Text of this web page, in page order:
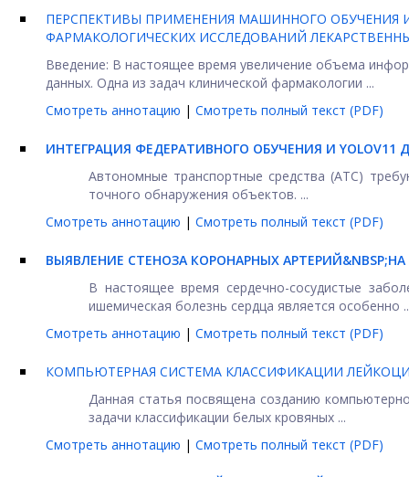
ПЕРСПЕКТИВЫ ПРИМЕНЕНИЯ МАШИННОГО ОБУЧЕНИЯ
ФАРМАКОЛОГИЧЕСКИХ ИССЛЕДОВАНИЙ
Введение: В настоящее время увеличение объема
данных. Одна из задач клинической фармакологии ...
Смотреть аннотацию | Смотреть полный текст (PDF)
ИНТЕГРАЦИЯ ФЕДЕРАТИВНОГО ОБУЧЕНИЯ И
Автономные транспортные средства (АТС)
точного обнаружения объектов. ...
Смотреть аннотацию | Смотреть полный текст (PDF)
ВЫЯВЛЕНИЕ СТЕНОЗА КОРОНАРНЫХ
В настоящее время сердечно-сосудистые
ишемическая болезнь сердца является особенно
Смотреть аннотацию | Смотреть полный текст (PDF)
КОМПЬЮТЕРНАЯ СИСТЕМА КЛАССИФИКАЦИИ
Данная статья посвящена созданию
задачи классификации белых кровяных ...
Смотреть аннотацию | Смотреть полный текст (PDF)